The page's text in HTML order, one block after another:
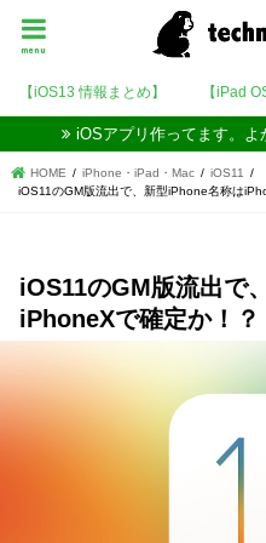
menu
【iOS13 情報まとめ】 【iPad
iOSアプリ作ってます。よ
HOME iPhone・iPad・Mac
iOS11
iOS11のGM版流出で、新型iPhone名称は
iOS11のGM版流出で
iPhoneXで確定か！？